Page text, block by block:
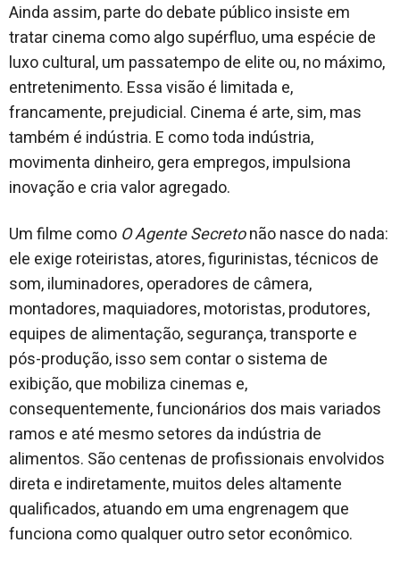
Ainda assim, parte do debate público insiste em
tratar cinema como algo supérfluo, uma espécie de
luxo cultural, um passatempo de elite ou, no máximo,
entretenimento. Essa visão é limitada e,
francamente, prejudicial. Cinema é arte, sim, mas
também é indústria. E como toda indústria,
movimenta dinheiro, gera empregos, impulsiona
inovação e cria valor agregado.
Um filme como O Agente Secretonão nasce do nada:
ele exige roteiristas, atores, figurinistas, técnicos de
som, iluminadores, operadores de câmera,
montadores, maquiadores, motoristas, produtores,
equipes de alimentação, segurança, transporte e
pós-produção, isso sem contar o sistema de
exibição, que mobiliza cinemas e,
consequentemente, funcionários dos mais variados
ramos e até mesmo setores da indústria de
alimentos. São centenas de profissionais envolvidos
direta e indiretamente, muitos deles altamente
qualificados, atuando em uma engrenagem que
funciona como qualquer outro setor econômico.